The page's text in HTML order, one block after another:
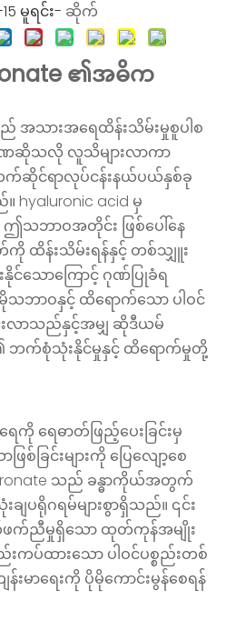
မူရင်း- ဆိုက်
၏အဓိက
အသားအရေထိန်းသိမ်းမှုစူပါစ
ဏဆိုသလို လူသိများလာကာ
ဆိုင်ရာလုပ်ငန်းနယ်ပယ်နှစ်ခု
hyaluronic acid မှ
သဘာဝအတိုင်း ဖြစ်ပေါ်နေ
ကို ထိန်းသိမ်းရန်နှင့် တစ်သျှူး
နိုင်သောကြောင့် ဂုဏ်ပြုခံရ
သဘာဝနှင့် ထိရောက်သော ပါဝင်
င်းလာသည်နှင့်အမျှ ဆိုဒီယမ်
ဘက်စုံသုံးနိုင်မှုနှင့် ထိရောက်မှုတို့
ကို ရေဓာတ်ဖြည့်ပေးခြင်းမှ
ြင်းများကို ပြေလျော့စေ
သည် ခန္ဓာကိုယ်အတွက်
ချပရိုဂရမ်များစွာရှိသည်။ ၎င်း
က်ညီမှုရှိသော ထုတ်ကုန်အမျိုး
ကပ်ထားသော ပါဝင်ပစ္စည်းတစ်
ျန်းမာရေးကို ပိုမိုကောင်းမွန်စေရန်